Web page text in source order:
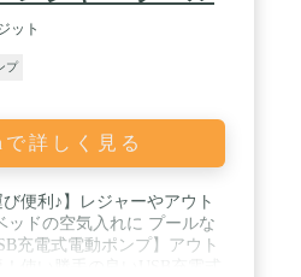
ット
プ
詳しく見る
び便利♪】レジャーやアウト
ッドの空気入れに プールな
充電式電動ポンプ】アウト